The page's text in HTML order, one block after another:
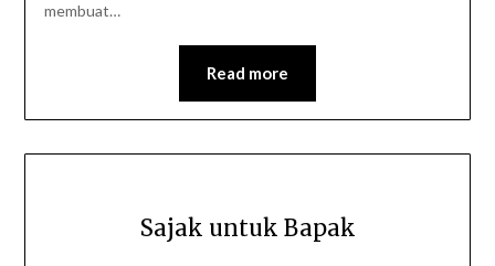
membuat…
Read more
Sajak untuk Bapak